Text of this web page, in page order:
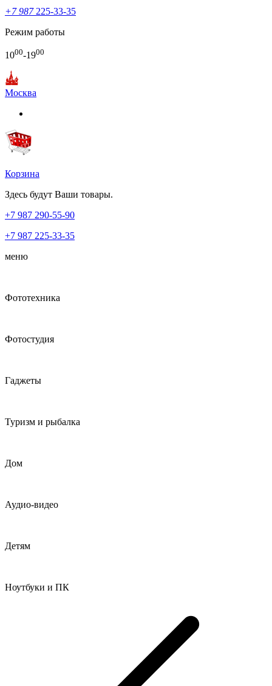
+7 987225-33-35
Режим работы
1000-1900
Москва
Корзина
Здесь будут Ваши товары.
+7 987 290-55-90
+7 987 225-33-35
меню
Фототехника
Фотостудия
Гаджеты
Туризм и рыбалка
Дом
Аудио-видео
Детям
Ноутбуки и ПК